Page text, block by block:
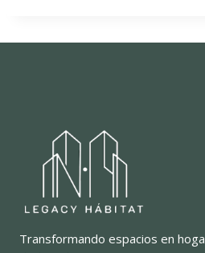
Transformando espacios en